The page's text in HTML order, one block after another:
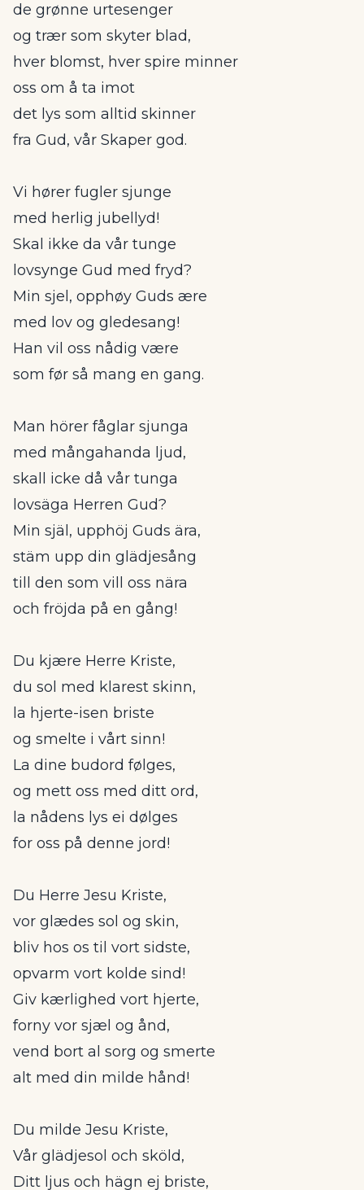
de grønne urtesenger
og trær som skyter blad,
hver blomst, hver spire minner
oss om å ta imot
det lys som alltid skinner
fra Gud, vår Skaper god.
Vi hører fugler sjunge
med herlig jubellyd!
Skal ikke da vår tunge
lovsynge Gud med fryd?
Min sjel, opphøy Guds ære
med lov og gledesang!
Han vil oss nådig være
som før så mang en gang.
Man hörer fåglar sjunga
med mångahanda ljud,
skall icke då vår tunga
lovsäga Herren Gud?
Min själ, upphöj Guds ära,
stäm upp din glädjesång
till den som vill oss nära
och fröjda på en gång!
Du kjære Herre Kriste,
du sol med klarest skinn,
la hjerte-isen briste
og smelte i vårt sinn!
La dine budord følges,
og mett oss med ditt ord,
la nådens lys ei dølges
for oss på denne jord!
Du Herre Jesu Kriste,
vor glædes sol og skin,
bliv hos os til vort sidste,
opvarm vort kolde sind!
Giv kærlighed vort hjerte,
forny vor sjæl og ånd,
vend bort al sorg og smerte
alt med din milde hånd!
Du milde Jesu Kriste,
Vår glädjesol och sköld,
Ditt ljus och hägn ej briste,